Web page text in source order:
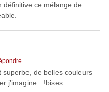
définitive ce mélange de
superbe, de belles couleurs
j’imagine…!bises